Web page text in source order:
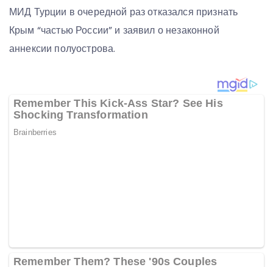
МИД Турции в очередной раз отказался признать
Крым “частью России” и заявил о незаконной
аннексии полуострова.